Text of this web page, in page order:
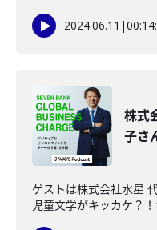
2024.06.11 |
株式
子さ
ゲストは株式会社水星
児童文学がキッカケ？